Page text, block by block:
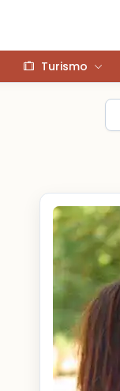
Turismo